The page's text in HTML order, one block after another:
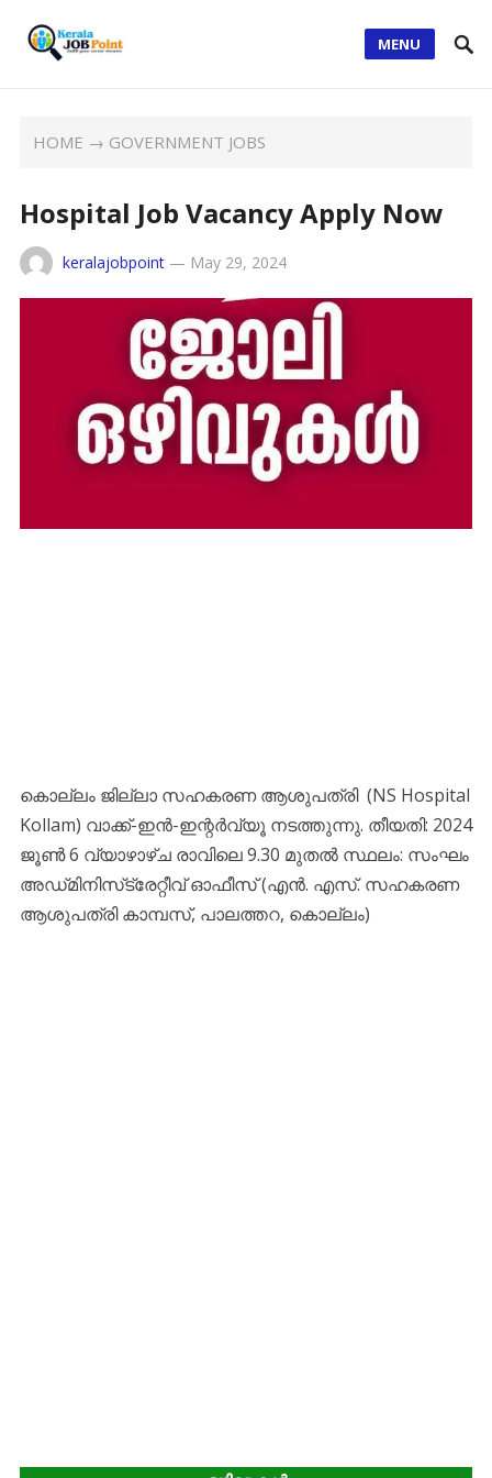
MENU
HOME → GOVERNMENT JOBS
Hospital Job Vacancy Apply Now
keralajobpoint— May 29, 2024
കൊല്ലം ജില്ലാ സഹകരണ ആശുപത്രി (NS Hospital
Kollam) വാക്ക്-ഇൻ-ഇന്റർവ്യൂ നടത്തുന്നു. തീയതി: 2024
ജൂൺ 6 വ്യാഴാഴ്‌ച രാവിലെ 9.30 മുതൽ സ്ഥലം: സംഘം
അഡ്‌മിനിസ്‌ട്രേറ്റീവ് ഓഫീസ് (എൻ. എസ്. സഹകരണ
ആശുപത്രി കാമ്പസ്, പാലത്തറ, കൊല്ലം)